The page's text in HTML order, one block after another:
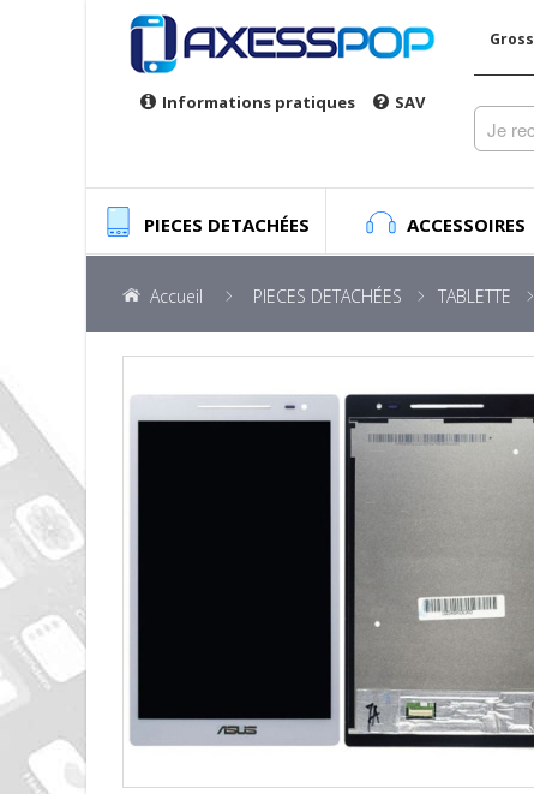
Informations pratiques SAV
PIECES DETACHÉES ACCESSOIRES
Accueil PIECES DETACHÉES TABLETTE